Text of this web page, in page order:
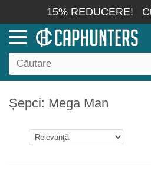
15% REDUCERE!
Șepci: Mega Man